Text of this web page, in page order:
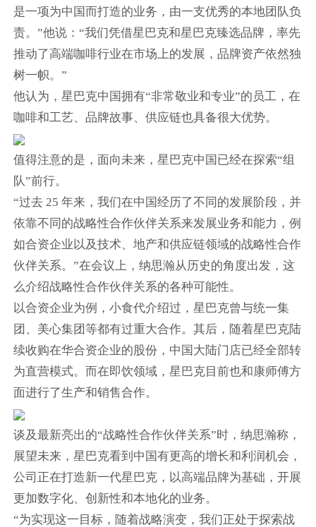
是一项为中国而打造的业务，由一支优秀的本地团队负
责。”他说：“我们凭借星巴克和星巴克臻选品牌，率先
推动了高端咖啡行业在市场上的发展，品牌资产依然独
树一帜。”
他认为，星巴克中国拥有“非常敬业和专业”的员工，在
咖啡和工艺、品牌故事、供应链也具备很大优势。
值得注意的是，面向未来，星巴克中国已经在探索“组
队”前行。
“过去 25 年来，我们在中国经历了不同的发展阶段，并
依靠不同的战略性合作伙伴关系来发展业务和能力，例
如合资企业以及技术、地产和供应链领域的战略性合作
伙伴关系。”在会议上，纳思瀚从历史的角度出发，这
么介绍战略性合作伙伴关系的各种可能性。
以合资企业为例，小食代介绍过，星巴克曾与统一集
团、美心集团等都有过重大合作。其后，随着星巴克陆
续收购在华合资企业的股份，中国大陆门店已经全部转
为直营模式。而在即饮领域，星巴克目前也和康师傅方
面进行了生产和销售合作。
谈及最新亮出的“战略性合作伙伴关系”时，纳思瀚称，
展望未来，星巴克看到中国有更高的增长和利润机会，
公司正在打造新一代星巴克，以高端品牌为基础，开展
更加数字化、创新性和本地化的业务。
“为实现这一目标，随着战略演变，我们正处于探索战